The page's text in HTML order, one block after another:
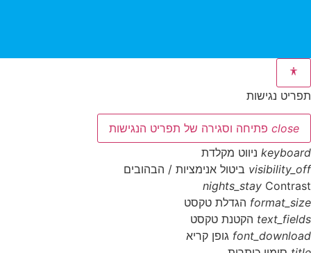
תפריט נגישות
close פתיחה וסגירה של תפריט הנגישות
keyboard ניווט מקלדת
visibility_off ביטול אנימציות / הבהובים
nights_stay Contrast
format_size הגדלת טקסט
text_fields הקטנת טקסט
font_download גופן קריא